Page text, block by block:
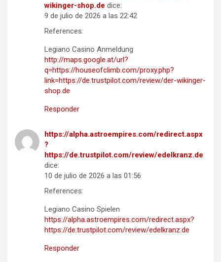
wikinger-shop.de dice:
9 de julio de 2026 a las 22:42
References:
Legiano Casino Anmeldung
http://maps.google.at/url?
q=https://houseofclimb.com/proxy.php?
link=https://de.trustpilot.com/review/der-wikinger-
shop.de
Responder
https://alpha.astroempires.com/redirect.aspx
?
https://de.trustpilot.com/review/edelkranz.de
dice:
10 de julio de 2026 a las 01:56
References:
Legiano Casino Spielen
https://alpha.astroempires.com/redirect.aspx?
https://de.trustpilot.com/review/edelkranz.de
Responder